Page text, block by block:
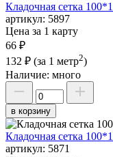
Кладочная сетка
артикул: 5897
Цена за 1 карту
66 ₽
132 ₽ (за 1 метр2)
Наличие: много
в корзину
Кладочная сетка
артикул: 5871